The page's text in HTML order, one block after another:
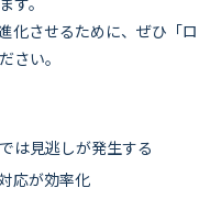
化させるために、ぜひ「ロ
さい。
は見逃しが発生する
応が効率化